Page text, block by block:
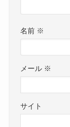
名前 ※
メール ※
サイト